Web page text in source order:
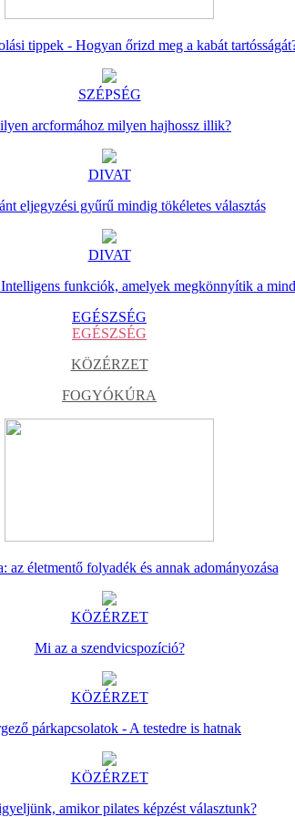
tippek - Hogyan őrizd meg a kabát
SZÉPSÉG
arcformához milyen hajhossz illik?
DIVAT
eljegyzési gyűrű mindig tökéletes választás
DIVAT
funkciók, amelyek megkönnyítik a
EGÉSZSÉG
EGÉSZSÉG
KÖZÉRZET
FOGYÓKÚRA
az életmentő folyadék és annak adományozása
KÖZÉRZET
Mi az a szendvicspozíció?
KÖZÉRZET
párkapcsolatok - A testedre is hatnak
KÖZÉRZET
amikor pilates képzést választunk?